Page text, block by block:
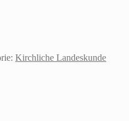
Kirchliche Landeskunde